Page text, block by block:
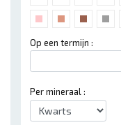
Op een termijn :
Per mineraal :